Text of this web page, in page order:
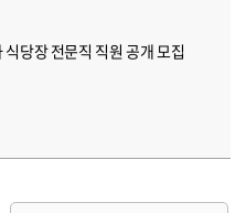
당장 전문직 직원 공개 모집